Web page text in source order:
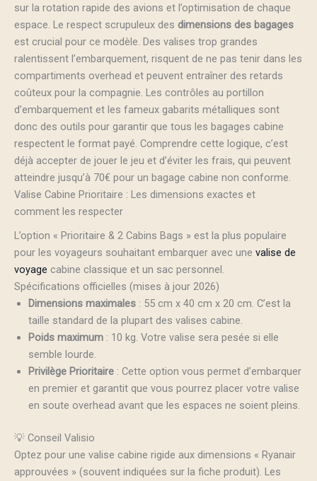
sur la rotation rapide des avions et l’optimisation de chaque
espace. Le respect scrupuleux des dimensions des bagages
est crucial pour ce modèle. Des valises trop grandes
ralentissent l’embarquement, risquent de ne pas tenir dans les
compartiments overhead et peuvent entraîner des retards
coûteux pour la compagnie. Les contrôles au portillon
d’embarquement et les fameux gabarits métalliques sont
donc des outils pour garantir que tous les bagages cabine
respectent le format payé. Comprendre cette logique, c’est
déjà accepter de jouer le jeu et d’éviter les frais, qui peuvent
atteindre jusqu’à 70€ pour un bagage cabine non conforme.
Valise Cabine Prioritaire : Les dimensions exactes et
comment les respecter
L’option « Prioritaire & 2 Cabins Bags » est la plus populaire
pour les voyageurs souhaitant embarquer avec une valise de
voyage cabine classique et un sac personnel.
Spécifications officielles (mises à jour 2026)
Dimensions maximales : 55 cm x 40 cm x 20 cm. C’est la
taille standard de la plupart des valises cabine.
Poids maximum : 10 kg. Votre valise sera pesée si elle
semble lourde.
Privilège Prioritaire : Cette option vous permet d’embarquer
en premier et garantit que vous pourrez placer votre valise
en soute overhead avant que les espaces ne soient pleins.
💡 Conseil Valisio
Optez pour une valise cabine rigide aux dimensions « Ryanair
approuvées » (souvent indiquées sur la fiche produit). Les